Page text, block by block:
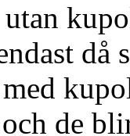
då
de